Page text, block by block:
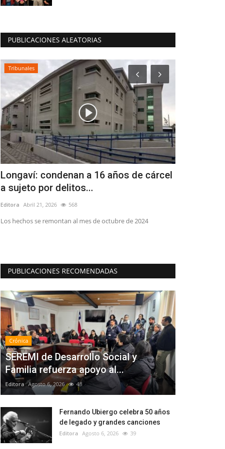
PUBLICACIONES ALEATORIAS
Tribunales
Longaví: condenan a 16 años de cárcel
a sujeto por delitos...
Editora Abril 21, 2026 568
Los hechos se remontan al mes de octubre de 2024
PUBLICACIONES RECOMENDADAS
Crónica
SEREMI de Desarrollo Social y
Familia refuerza apoyo al...
Editora Agosto 6, 2026 48
Fernando Ubiergo celebra 50 años
de legado y grandes canciones
Editora Agosto 6, 2026 39